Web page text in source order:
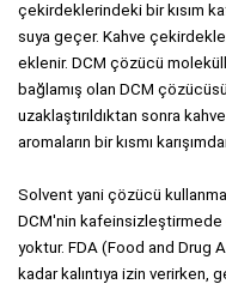
çekirdeklerindeki bir kısım
suya geçer. Kahve
eklenir. DCM çözücü
bağlamış olan DCM çözücüsü
uzaklaştırıldıktan sonra
aromaların bir kısmı
Solvent yani çözücü
DCM'nin kafeinsizleştirmede
yoktur. FDA (Food and Drug
kadar kalıntıya izin